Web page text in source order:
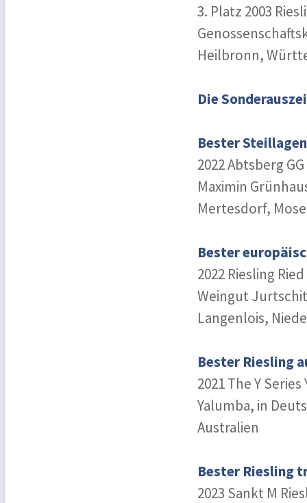
3. Platz 2003
Heilbronn,
Die
Bester
2022 Abtsberg
Maximin
Mertesdorf,
Bester
2022 Riesling
Weingut
Langenlois,
Bester Riesling
2021 The Y
Yalumba, in
Australien
Bester Riesling
2023 Sankt M